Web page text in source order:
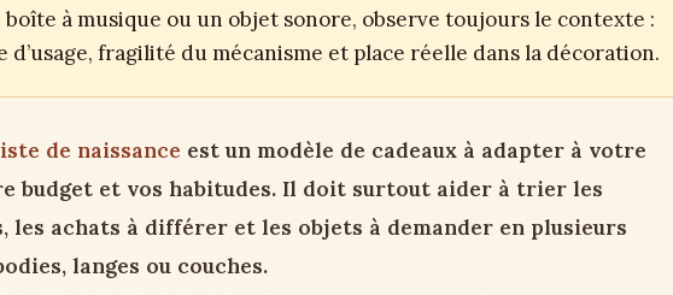
à musique ou un objet sonore, observe toujours le contexte :
d’usage, fragilité du mécanisme et place réelle dans la décoration.
de naissance est un modèle de cadeaux à adapter à votre
budget et vos habitudes. Il doit surtout aider à trier les
les achats à différer et les objets à demander en plusieurs
langes ou couches.